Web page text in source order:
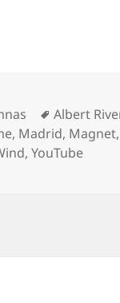
Etiquetas
Albert
, Madrid, Magnet,
,YouTube